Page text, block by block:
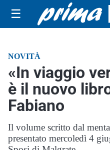
☰
NOVITÀ
«In viaggio
è il nuovo
Fabiano
Il volume scritto dal
presentato mercoledì 4